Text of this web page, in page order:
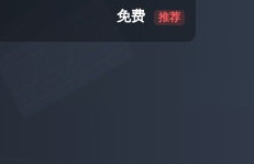
免费 推荐